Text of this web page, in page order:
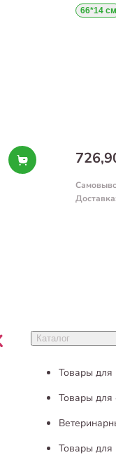
66*14 см
Доставка
Каталог
Товары для
Товары для
Товары для